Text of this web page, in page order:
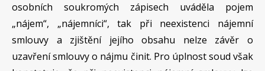
osobních soukromých zápisech uváděla pojem
„nájem“, „nájemníci“, tak při neexistenci nájemní
smlouvy a zjištění jejího obsahu nelze závěr o
uzavření smlouvy o nájmu činit. Pro úplnost soud však